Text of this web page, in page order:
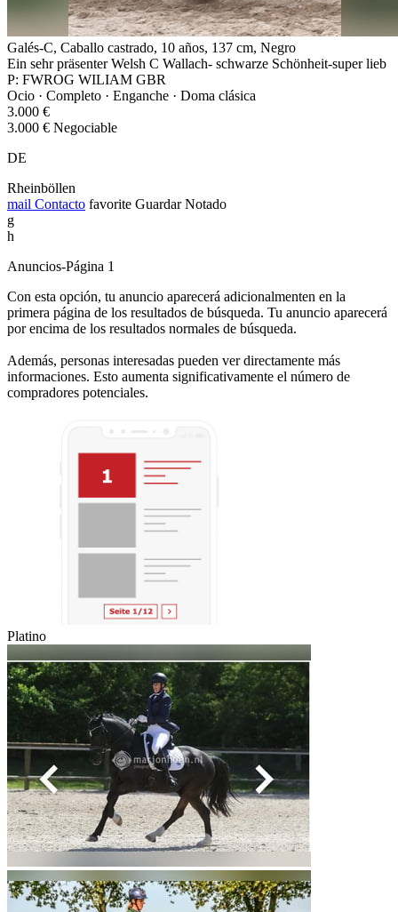
Galés-C, Caballo castrado, 10 años, 137 cm, Negro
Ein sehr präsenter Welsh C Wallach- schwarze Schönheit-super lieb
P: FWROG WILIAM GBR
Ocio · Completo · Enganche · Doma clásica
3.000 €
3.000 € Negociable
DE
Rheinböllen
mail Contacto favorite Guardar Notado
g
h
Anuncios-Página 1
Con esta opción, tu anuncio aparecerá adicionalmenten en la
primera página de los resultados de búsqueda. Tu anuncio aparecerá
por encima de los resultados normales de búsqueda.
Además, personas interesadas pueden ver directamente más
informaciones. Esto aumenta significativamente el número de
compradores potenciales.
Platino